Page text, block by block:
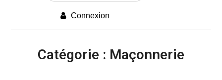
Connexion
Catégorie : Maçonnerie